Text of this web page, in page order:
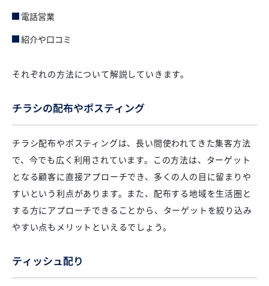
電話営業
紹介や口コミ
それぞれの方法について解説していきます。
チラシの配布やポスティング
チラシ配布やポスティングは、長い間使われてきた集客方法
で、今でも広く利用されています。この方法は、ターゲット
となる顧客に直接アプローチでき、多くの人の目に留まりや
すいという利点があります。また、配布する地域を生活圏と
する方にアプローチできることから、ターゲットを絞り込み
やすい点もメリットといえるでしょう。
ティッシュ配り